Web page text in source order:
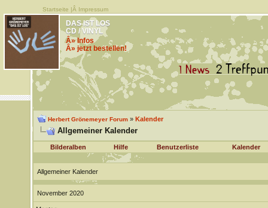
Startseite |Â Impressum
DAS IST LOS
CD / VINYL
Â» Infos
Â» jetzt bestellen!
Herbert Grönemeyer Forum» Kalender
Allgemeiner Kalender
Bilderalben Hilfe Benutzerliste Kalender
Allgemeiner Kalender
November 2020